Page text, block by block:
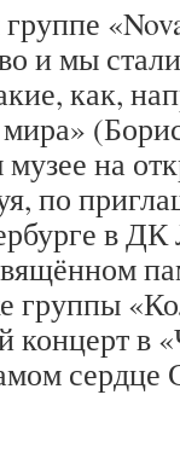
и мы
как,
на
по
в ДК
группы
концерт в
сердце